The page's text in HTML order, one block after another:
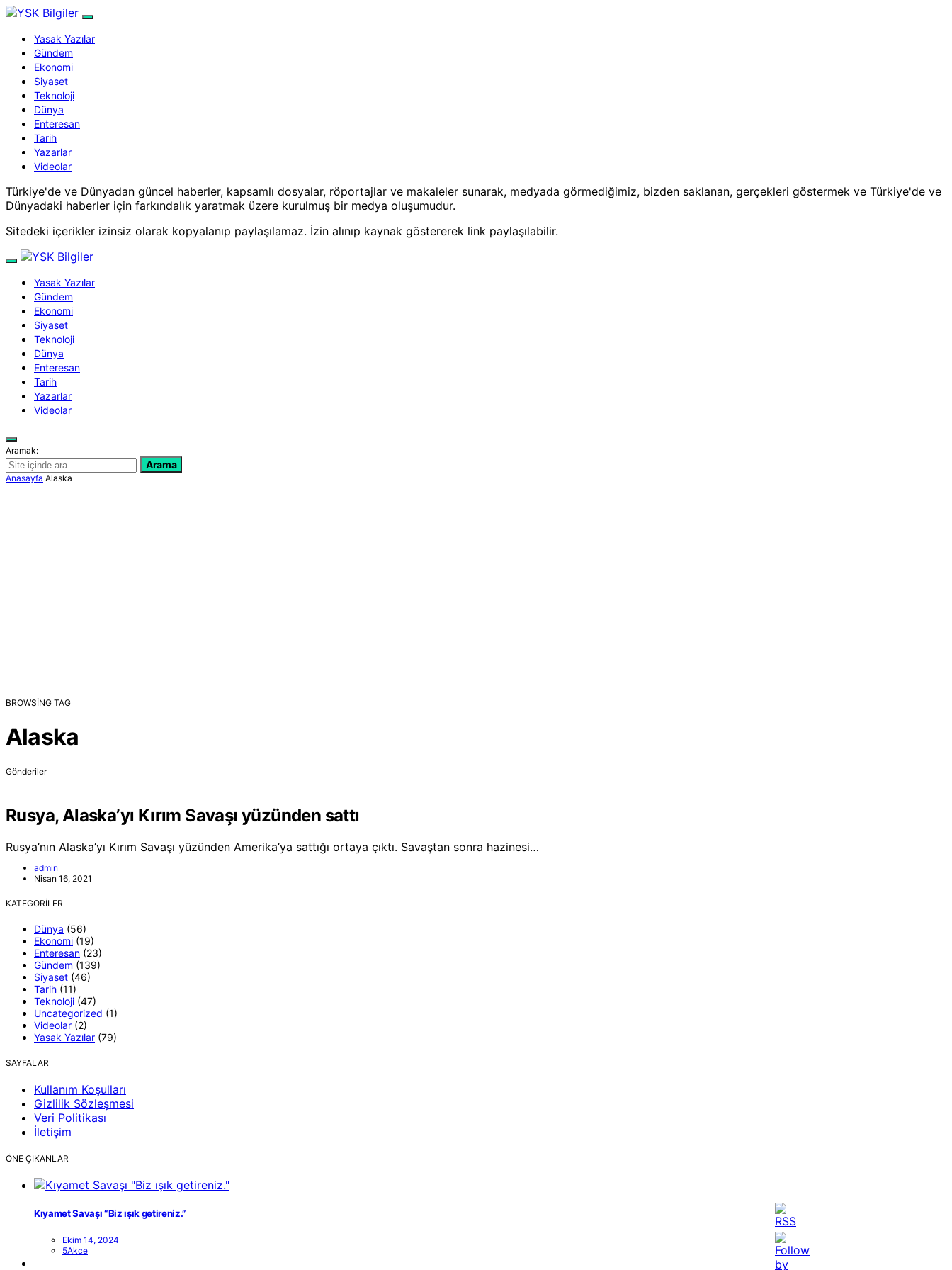
Yasak Yazılar
Gündem
Ekonomi
Siyaset
Teknoloji
Dünya
Enteresan
Tarih
Yazarlar
Videolar
Türkiye'de ve Dünyadan güncel haberler, kapsamlı dosyalar, röportajlar ve makaleler sunarak, medyada görmediğimiz, bizden saklanan, gerçekleri göstermek ve Türkiye'de ve
Dünyadaki haberler için farkındalık yaratmak üzere kurulmuş bir medya oluşumudur.
Sitedeki içerikler izinsiz olarak kopyalanıp paylaşılamaz. İzin alınıp kaynak göstererek link paylaşılabilir.
Yasak Yazılar
Gündem
Ekonomi
Siyaset
Teknoloji
Dünya
Enteresan
Tarih
Yazarlar
Videolar
Aramak:
Arama
Anasayfa Alaska
BROWSING TAG
Alaska
Gönderiler
Rusya, Alaska’yı Kırım Savaşı yüzünden sattı
Rusya’nın Alaska’yı Kırım Savaşı yüzünden Amerika’ya sattığı ortaya çıktı. Savaştan sonra hazinesi…
admin
Nisan 16, 2021
KATEGORILER
Dünya (56)
Ekonomi (19)
Enteresan (23)
Gündem (139)
Siyaset (46)
Tarih (11)
Teknoloji (47)
Uncategorized (1)
Videolar (2)
Yasak Yazılar (79)
SAYFALAR
Kullanım Koşulları
Gizlilik Sözleşmesi
Veri Politikası
İletişim
ÖNE ÇIKANLAR
Kıyamet Savaşı “Biz ışık getireniz.”
Ekim 14, 2024
5Akce